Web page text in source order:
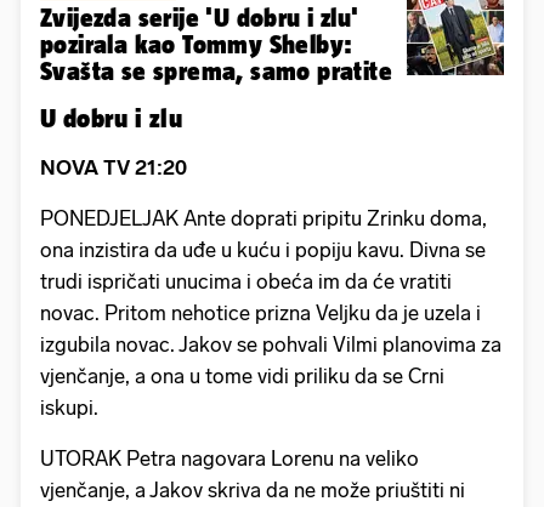
Zvijezda serije 'U dobru i zlu'
pozirala kao Tommy Shelby:
Svašta se sprema, samo pratite
U dobru i zlu
NOVA TV 21:20
PONEDJELJAK Ante doprati pripitu Zrinku doma,
ona inzistira da uđe u kuću i popiju kavu. Divna se
trudi ispričati unucima i obeća im da će vratiti
novac. Pritom nehotice prizna Veljku da je uzela i
izgubila novac. Jakov se pohvali Vilmi planovima za
vjenčanje, a ona u tome vidi priliku da se Crni
iskupi.
UTORAK Petra nagovara Lorenu na veliko
vjenčanje, a Jakov skriva da ne može priuštiti ni